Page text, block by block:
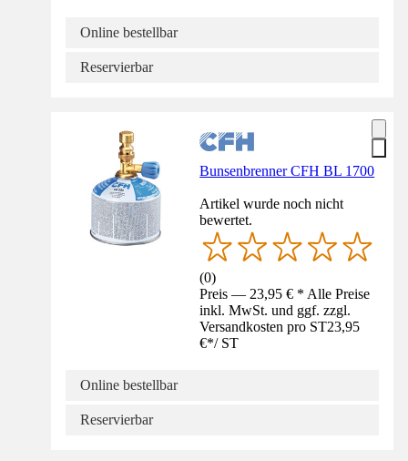
Online bestellbar
Reservierbar
Bunsenbrenner CFH BL 1700
Artikel wurde noch nicht
bewertet.
(0)
Preis — 23,95 € * Alle Preise
inkl. MwSt. und ggf. zzgl.
Versandkosten pro ST23,95
€*/ ST
Online bestellbar
Reservierbar